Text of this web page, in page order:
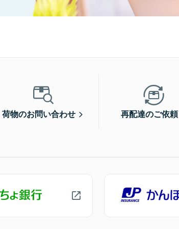
荷物のお問い合わせ 再配達のご依頼